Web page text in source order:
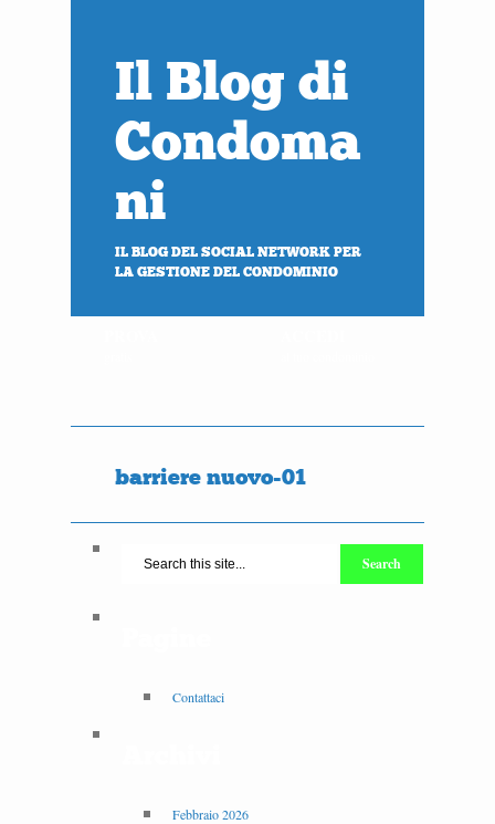
Il Blog di
Condoma
ni
IL BLOG DEL SOCIAL NETWORK PER
LA GESTIONE DEL CONDOMINIO
barriere nuovo-01
Contattaci
Febbraio 2026